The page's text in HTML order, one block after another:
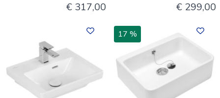
€ 317,00 € 299,00
17 %